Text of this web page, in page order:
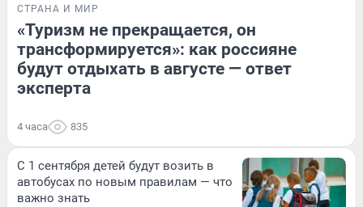
СТРАНА И МИР
«Туризм не прекращается, он
трансформируется»: как россияне
будут отдыхать в августе — ответ
эксперта
4 часа 835
С 1 сентября детей будут возить в
автобусах по новым правилам — что
важно знать